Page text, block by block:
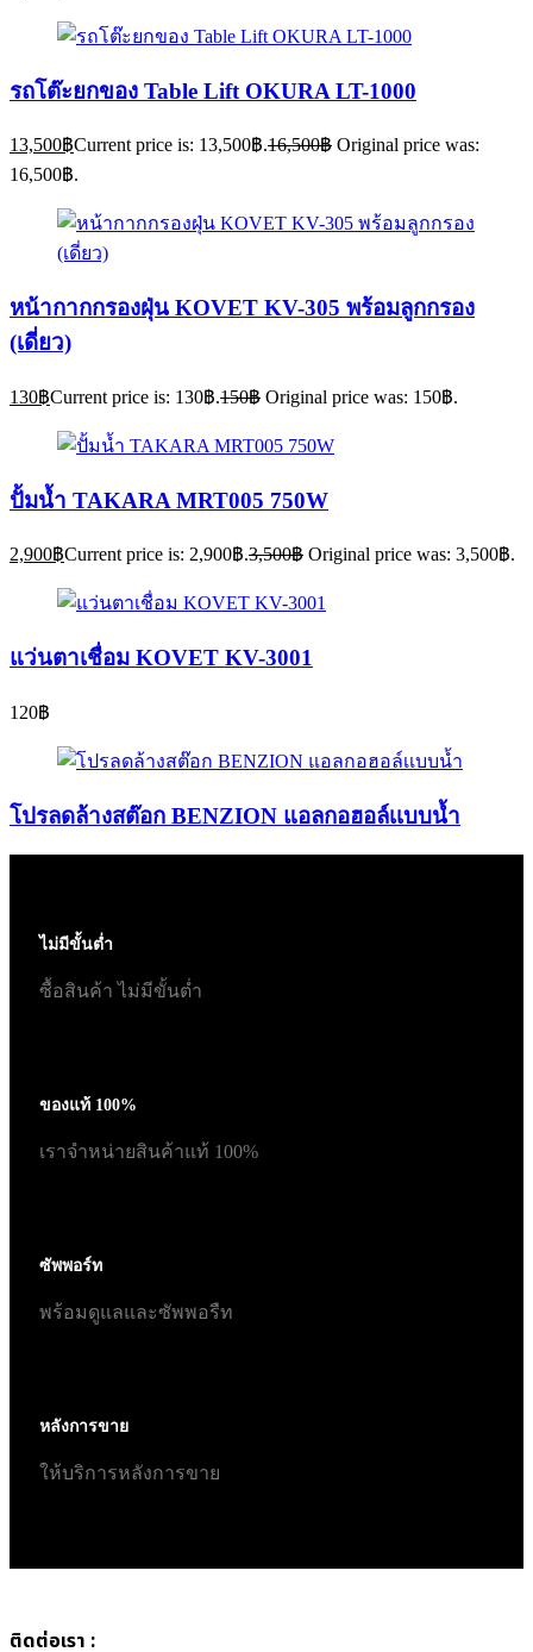
รถโต๊ะยกของ Table Lift OKURA LT-1000
13,500฿Current price is: 13,500฿.16,500฿ Original price was:
16,500฿.
หน้ากากกรองฝุ่น KOVET KV-305 พร้อมลูกกรอง
(เดี่ยว)
130฿Current price is: 130฿.150฿ Original price was: 150฿.
ปั้มน้ำ TAKARA MRT005 750W
2,900฿Current price is: 2,900฿.3,500฿ Original price was: 3,500฿.
แว่นตาเชื่อม KOVET KV-3001
120฿
โปรลดล้างสต๊อก BENZION แอลกอฮอล์เเบบน้ำ
ไม่มีขั้นต่ำ
ซื้อสินค้า ไม่มีขั้นต่ำ
ของแท้ 100%
เราจำหน่ายสินค้าแท้ 100%
ซัพพอร์ท
พร้อมดูแลและซัพพอรืท
หลังการขาย
ให้บริการหลังการขาย
ติดต่อเรา :